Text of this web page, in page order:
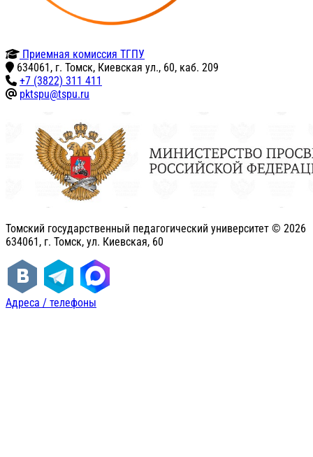
Приемная комиссия ТГПУ
634061, г. Томск, Киевская ул., 60, каб. 209
+7 (3822) 311 411
pktspu@tspu.ru
Томский государственный педагогический университет © 2026
634061, г. Томск, ул. Киевская, 60
Адреса / телефоны